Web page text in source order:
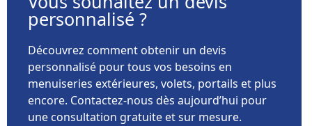
personnalisé ?
Découvrez comment obtenir un devis
personnalisé pour tous vos besoins en
menuiseries extérieures, volets, portails et plus
encore. Contactez-nous dès aujourd’hui pour
une consultation gratuite et sur mesure.